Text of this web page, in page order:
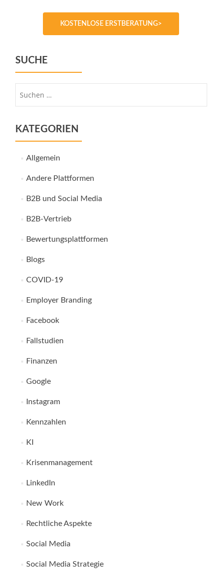
KOSTENLOSE ERSTBERATUNG>
SUCHE
KATEGORIEN
Allgemein
Andere Plattformen
B2B und Social Media
B2B-Vertrieb
Bewertungsplattformen
Blogs
COVID-19
Employer Branding
Facebook
Fallstudien
Finanzen
Google
Instagram
Kennzahlen
KI
Krisenmanagement
LinkedIn
New Work
Rechtliche Aspekte
Social Media
Social Media Strategie